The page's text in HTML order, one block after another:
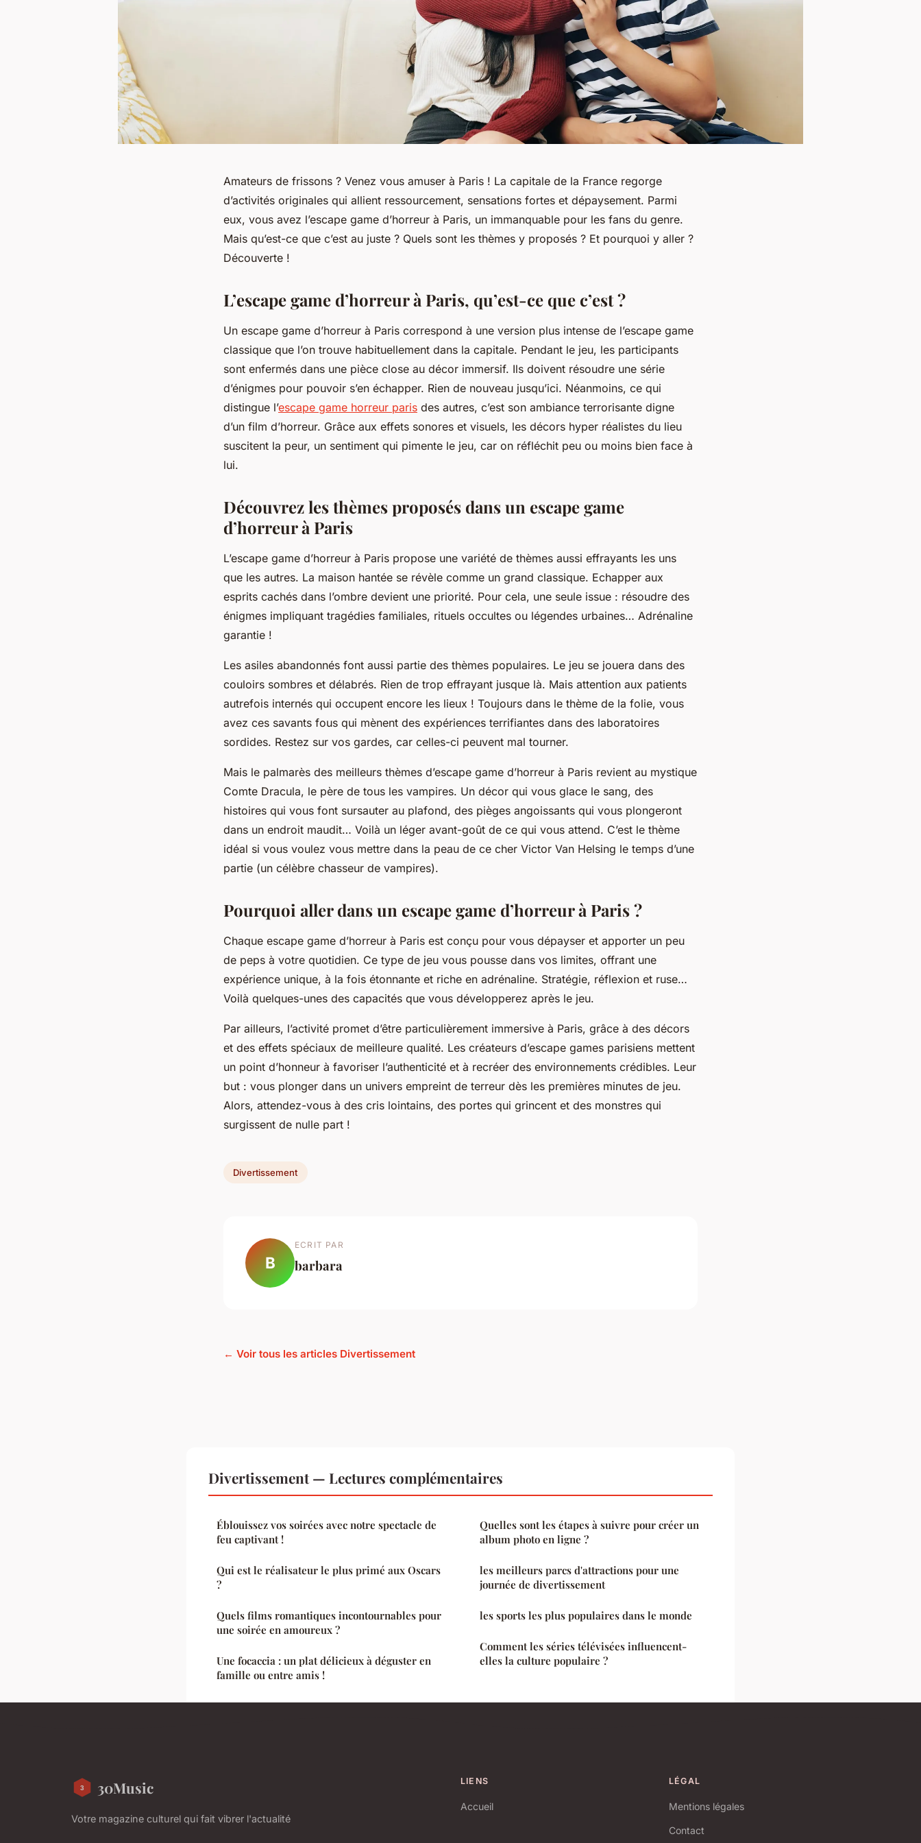
Amateurs de frissons ? Venez vous amuser à Paris ! La capitale de la France regorge
d’activités originales qui allient ressourcement, sensations fortes et dépaysement. Parmi
eux, vous avez l’escape game d’horreur à Paris, un immanquable pour les fans du genre.
Mais qu’est-ce que c’est au juste ? Quels sont les thèmes y proposés ? Et pourquoi y aller ?
Découverte !
L’escape game d’horreur à Paris, qu’est-ce que c’est ?
Un escape game d’horreur à Paris correspond à une version plus intense de l’escape game
classique que l’on trouve habituellement dans la capitale. Pendant le jeu, les participants
sont enfermés dans une pièce close au décor immersif. Ils doivent résoudre une série
d’énigmes pour pouvoir s’en échapper. Rien de nouveau jusqu’ici. Néanmoins, ce qui
distingue l’escape game horreur paris des autres, c’est son ambiance terrorisante digne
d’un film d’horreur. Grâce aux effets sonores et visuels, les décors hyper réalistes du lieu
suscitent la peur, un sentiment qui pimente le jeu, car on réfléchit peu ou moins bien face à
lui.
Découvrez les thèmes proposés dans un escape game
d’horreur à Paris
L’escape game d’horreur à Paris propose une variété de thèmes aussi effrayants les uns
que les autres. La maison hantée se révèle comme un grand classique. Echapper aux
esprits cachés dans l’ombre devient une priorité. Pour cela, une seule issue : résoudre des
énigmes impliquant tragédies familiales, rituels occultes ou légendes urbaines… Adrénaline
garantie !
Les asiles abandonnés font aussi partie des thèmes populaires. Le jeu se jouera dans des
couloirs sombres et délabrés. Rien de trop effrayant jusque là. Mais attention aux patients
autrefois internés qui occupent encore les lieux ! Toujours dans le thème de la folie, vous
avez ces savants fous qui mènent des expériences terrifiantes dans des laboratoires
sordides. Restez sur vos gardes, car celles-ci peuvent mal tourner.
Mais le palmarès des meilleurs thèmes d’escape game d’horreur à Paris revient au mystique
Comte Dracula, le père de tous les vampires. Un décor qui vous glace le sang, des
histoires qui vous font sursauter au plafond, des pièges angoissants qui vous plongeront
dans un endroit maudit… Voilà un léger avant-goût de ce qui vous attend. C’est le thème
idéal si vous voulez vous mettre dans la peau de ce cher Victor Van Helsing le temps d’une
partie (un célèbre chasseur de vampires).
Pourquoi aller dans un escape game d’horreur à Paris ?
Chaque escape game d’horreur à Paris est conçu pour vous dépayser et apporter un peu
de peps à votre quotidien. Ce type de jeu vous pousse dans vos limites, offrant une
expérience unique, à la fois étonnante et riche en adrénaline. Stratégie, réflexion et ruse…
Voilà quelques-unes des capacités que vous développerez après le jeu.
Par ailleurs, l’activité promet d’être particulièrement immersive à Paris, grâce à des décors
et des effets spéciaux de meilleure qualité. Les créateurs d’escape games parisiens mettent
un point d’honneur à favoriser l’authenticité et à recréer des environnements crédibles. Leur
but : vous plonger dans un univers empreint de terreur dès les premières minutes de jeu.
Alors, attendez-vous à des cris lointains, des portes qui grincent et des monstres qui
surgissent de nulle part !
Divertissement
B
ECRIT PAR
barbara
← Voir tous les articles Divertissement
Divertissement — Lectures complémentaires
Éblouissez vos soirées avec notre spectacle de
feu captivant !
Qui est le réalisateur le plus primé aux Oscars
?
Quels films romantiques incontournables pour
une soirée en amoureux ?
Une focaccia : un plat délicieux à déguster en
famille ou entre amis !
Quelles sont les étapes à suivre pour créer un
album photo en ligne ?
les meilleurs parcs d'attractions pour une
journée de divertissement
les sports les plus populaires dans le monde
Comment les séries télévisées influencent-
elles la culture populaire ?
30Music
Votre magazine culturel qui fait vibrer l'actualité
LIENS
Accueil
LÉGAL
Mentions légales
Contact